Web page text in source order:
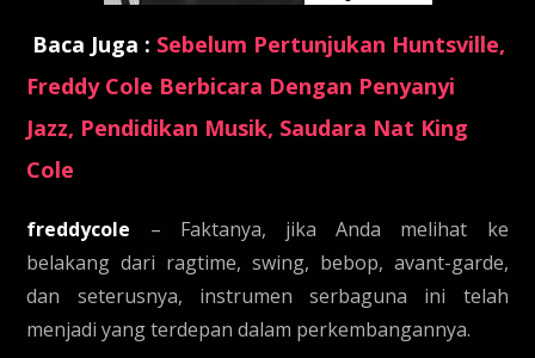
Baca Juga : Sebelum Pertunjukan Huntsville,
Freddy Cole Berbicara Dengan Penyanyi
Jazz, Pendidikan Musik, Saudara Nat King
Cole
freddycole – Faktanya, jika Anda melihat ke
belakang dari ragtime, swing, bebop, avant-garde,
dan seterusnya, instrumen serbaguna ini telah
menjadi yang terdepan dalam perkembangannya.